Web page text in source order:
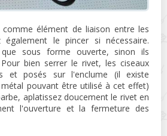
élément de liaison entre les
également le pincer si nécessaire.
que sous forme ouverte, sinon ils
bien serrer le rivet, les ciseaux
et posés sur l'enclume (il existe
pouvant être utilisé à cet effet)
aplatissez doucement le rivet en
l'ouverture et la fermeture des